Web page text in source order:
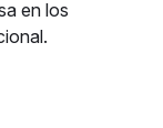
en los